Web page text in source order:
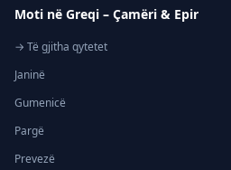
Moti në Greqi – Çamëri & Epir
→ Të gjitha qytetet
Janinë
Gumenicë
Pargë
Prevezë